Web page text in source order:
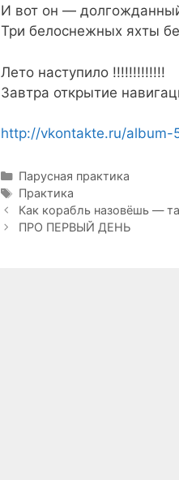
И вот он —
Три белоснежных яхты
Лето наступило !!!!!!!!!!!!!
Завтра открытие
http://vkontakte.ru/
Рубрики
Парусная практика
Метки
Практика
Навигация
записи
Как корабль назовёшь —
ПРО ПЕРВЫЙ ДЕНЬ